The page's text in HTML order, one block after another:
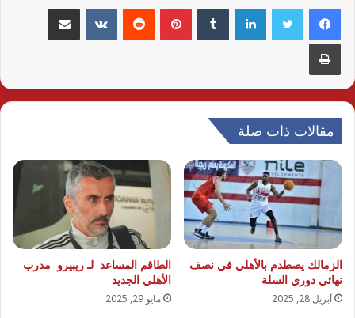
لينكدإن بينتيريست مشاركة عبر البريد
طباعة
مقالات ذات صلة
الزمالك يصطدم بالأهلي في نصف
نهائي دوري السلة
أبريل 28, 2025
الطاقم المساعد لـ ريبيرو مدرب
الأهلي الجديد
مايو 29, 2025